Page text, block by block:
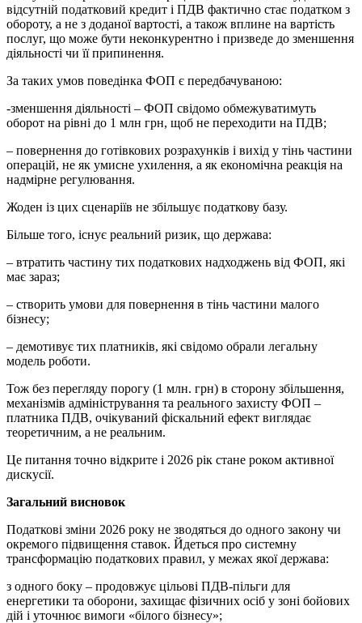
відсутній податковий кредит і ПДВ фактично стає податком з
обороту, а не з доданої вартості, а також вплине на вартість
послуг, що може бути неконкурентно і призведе до зменшення
діяльності чи її припинення.
За таких умов поведінка ФОП є передбачуваною:
-зменшення діяльності – ФОП свідомо обмежуватимуть
оборот на рівні до 1 млн грн, щоб не переходити на ПДВ;
– повернення до готівкових розрахунків і вихід у тінь частини
операцій, не як умисне ухилення, а як економічна реакція на
надмірне регулювання.
Жоден із цих сценаріїв не збільшує податкову базу.
Більше того, існує реальний ризик, що держава:
– втратить частину тих податкових надходжень від ФОП, які
має зараз;
– створить умови для повернення в тінь частини малого
бізнесу;
– демотивує тих платників, які свідомо обрали легальну
модель роботи.
Тож без перегляду порогу (1 млн. грн) в сторону збільшення,
механізмів адміністрування та реального захисту ФОП –
платника ПДВ, очікуваний фіскальний ефект виглядає
теоретичним, а не реальним.
Це питання точно відкрите і 2026 рік стане роком активної
дискусії.
Загальний висновок
Податкові зміни 2026 року не зводяться до одного закону чи
окремого підвищення ставок. Йдеться про системну
трансформацію податкових правил, у межах якої держава:
з одного боку – продовжує цільові ПДВ-пільги для
енергетики та оборони, захищає фізичних осіб у зоні бойових
дій і уточнює вимоги «білого бізнесу»;